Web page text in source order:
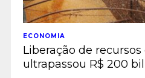
ECONOMIA
Liberação de recursos
ultrapassou R$ 200